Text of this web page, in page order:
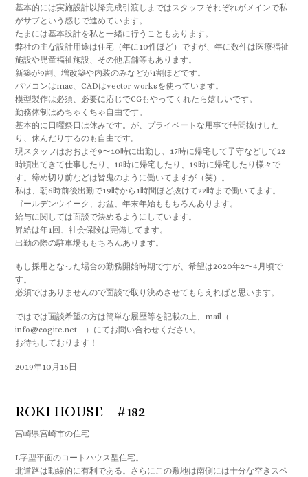
基本的には実施設計以降完成引渡しまではスタッフそれぞれがメインで私
がサブという感じで進めています。
たまには基本設計を私と一緒に行うこともあります。
弊社の主な設計用途は住宅（年に10件ほど）ですが、年に数件は医療福祉
施設や児童福祉施設、その他店舗等もあります。
新築が9割、増改築や内装のみなどが1割ほどです。
パソコンはmac、CADはvector worksを使っています。
模型製作は必須、必要に応じでCGもやってくれたら嬉しいです。
勤務体制はめちゃくちゃ自由です。
基本的に日曜祭日は休みです。が、プライベートな用事で時間抜けした
り、休んだりするのも自由です。
現スタッフはおおよそ9〜10時に出勤し、17時に帰宅して子守などして22
時頃出てきて仕事したり、18時に帰宅したり、19時に帰宅したり様々で
す。締め切り前などは皆鬼のように働いてますが（笑）。
私は、朝6時前後出勤で19時から1時間ほど抜けて22時まで働いてます。
ゴールデンウイーク、お盆、年末年始ももちろんあります。
給与に関しては面談で決めるようにしています。
昇給は年1回、社会保険は完備してます。
出勤の際の駐車場ももちろんあります。
もし採用となった場合の勤務開始時期ですが、希望は2020年2〜4月頃で
す。
必須ではありませんので面談で取り決めさせてもらえればと思います。
ではでは面談希望の方は簡単な履歴等を記載の上、mail（
info@cogite.net ）にてお問い合わせください。
お待ちしております！
2019年10月16日
ROKI HOUSE #182
宮崎県宮崎市の住宅
L字型平面のコートハウス型住宅。
北道路は動線的に有利である。さらにこの敷地は南側には十分な空きスペ